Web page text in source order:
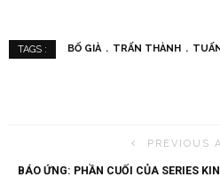
TAGS : BỐ GIÀ TRẤN THÀNH
PREVIOUS
BÁO ỨNG: PHẦN CUỐI CỦA SERIES